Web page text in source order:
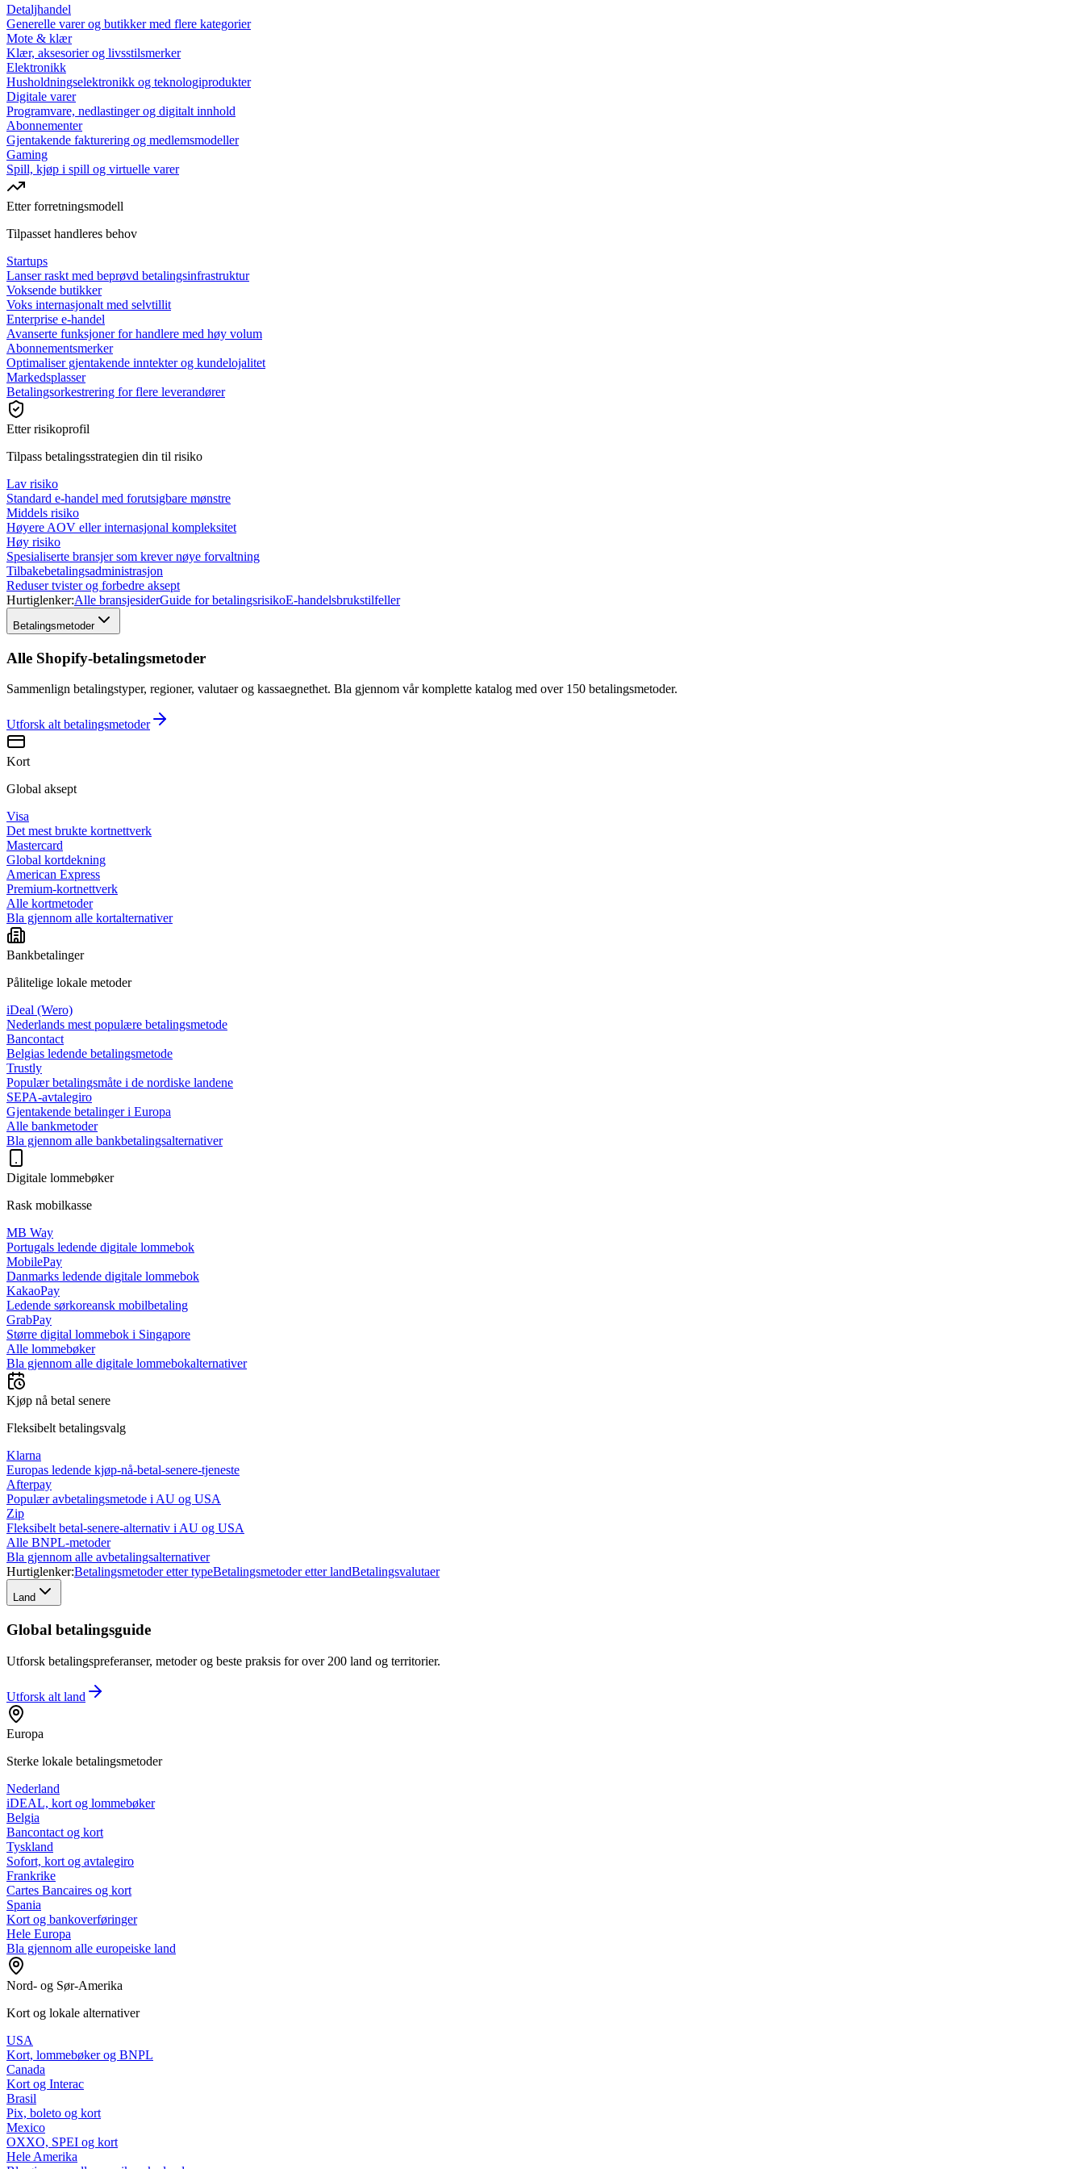
Detaljhandel
Generelle varer og butikker med flere kategorier
Mote & klær
Klær, aksesorier og livsstilsmerker
Elektronikk
Husholdningselektronikk og teknologiprodukter
Digitale varer
Programvare, nedlastinger og digitalt innhold
Abonnementer
Gjentakende fakturering og medlemsmodeller
Gaming
Spill, kjøp i spill og virtuelle varer
Etter forretningsmodell
Tilpasset handleres behov
Startups
Lanser raskt med beprøvd betalingsinfrastruktur
Voksende butikker
Voks internasjonalt med selvtillit
Enterprise e-handel
Avanserte funksjoner for handlere med høy volum
Abonnementsmerker
Optimaliser gjentakende inntekter og kundelojalitet
Markedsplasser
Betalingsorkestrering for flere leverandører
Etter risikoprofil
Tilpass betalingsstrategien din til risiko
Lav risiko
Standard e-handel med forutsigbare mønstre
Middels risiko
Høyere AOV eller internasjonal kompleksitet
Høy risiko
Spesialiserte bransjer som krever nøye forvaltning
Tilbakebetalingsadministrasjon
Reduser tvister og forbedre aksept
Hurtiglenker:Alle bransjesiderGuide for betalingsrisikoE-handelsbrukstilfeller
Betalingsmetoder
Alle Shopify-betalingsmetoder
Sammenlign betalingstyper, regioner, valutaer og kassaegnethet. Bla gjennom vår komplette katalog med over 150 betalingsmetoder.
Utforsk alt betalingsmetoder
Kort
Global aksept
Visa
Det mest brukte kortnettverk
Mastercard
Global kortdekning
American Express
Premium-kortnettverk
Alle kortmetoder
Bla gjennom alle kortalternativer
Bankbetalinger
Pålitelige lokale metoder
iDeal (Wero)
Nederlands mest populære betalingsmetode
Bancontact
Belgias ledende betalingsmetode
Trustly
Populær betalingsmåte i de nordiske landene
SEPA-avtalegiro
Gjentakende betalinger i Europa
Alle bankmetoder
Bla gjennom alle bankbetalingsalternativer
Digitale lommebøker
Rask mobilkasse
MB Way
Portugals ledende digitale lommebok
MobilePay
Danmarks ledende digitale lommebok
KakaoPay
Ledende sørkoreansk mobilbetaling
GrabPay
Større digital lommebok i Singapore
Alle lommebøker
Bla gjennom alle digitale lommebokalternativer
Kjøp nå betal senere
Fleksibelt betalingsvalg
Klarna
Europas ledende kjøp-nå-betal-senere-tjeneste
Afterpay
Populær avbetalingsmetode i AU og USA
Zip
Fleksibelt betal-senere-alternativ i AU og USA
Alle BNPL-metoder
Bla gjennom alle avbetalingsalternativer
Hurtiglenker:Betalingsmetoder etter typeBetalingsmetoder etter landBetalingsvalutaer
Land
Global betalingsguide
Utforsk betalingspreferanser, metoder og beste praksis for over 200 land og territorier.
Utforsk alt land
Europa
Sterke lokale betalingsmetoder
Nederland
iDEAL, kort og lommebøker
Belgia
Bancontact og kort
Tyskland
Sofort, kort og avtalegiro
Frankrike
Cartes Bancaires og kort
Spania
Kort og bankoverføringer
Hele Europa
Bla gjennom alle europeiske land
Nord- og Sør-Amerika
Kort og lokale alternativer
USA
Kort, lommebøker og BNPL
Canada
Kort og Interac
Brasil
Pix, boleto og kort
Mexico
OXXO, SPEI og kort
Hele Amerika